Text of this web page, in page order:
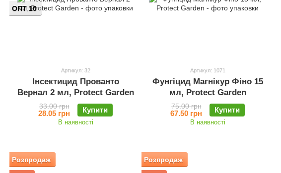
ОПТ 10
Артикул: 32
Інсектицид Прованто
Вернал 2 мл, Protect Garden
33.00 грн
28.05 грн Купити
В наявності
Артикул: 1071
Фунгіцид Магнікур Фіно 15
мл, Protect Garden
75.00 грн
67.50 грн Купити
В наявності
Розпродаж Розпродаж